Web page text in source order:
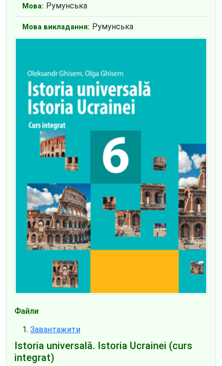
Мова: Румунська
Мова викладання: Румунська
Файли
Завантажити
Istoria universală. Istoria Ucrainei (curs
integrat)